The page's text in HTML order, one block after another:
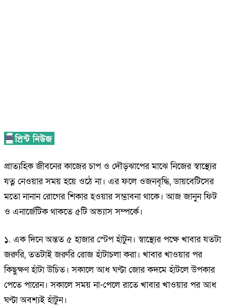
প্রাত্যহিক জীবনের কাজের চাপ ও দৌড়ঝাপের মাঝে নিজের স্বাস্থ্যের
যত্ন নেওয়ার সময় হয়ে ওঠে না। এর ফলে ওজনবৃদ্ধি, ডায়বেটিসের
মতো নানান রোগের শিকার হওয়ার সম্ভাবনা থাকে। আজ জানুন ফিট
ও এনার্জেটিক থাকতে ৫টি অভ্যাস সম্পর্কে।
১. এক দিনে অন্তত ৫ হাজার স্টেপ হাঁটুন। স্বাস্থ্যের পক্ষে খাবার যতটা
জরুরি, ততটাই জরুরি রোজ হাঁটাচলা করা। খাবার খাওয়ার পর
কিছুক্ষণ হাঁটা উচিত। সকালে আধ ঘণ্টা জোর কদমে হাঁটলে উপকার
পেতে পারেন। সকালে সময় না-পেলে রাতে খাবার খাওয়ার পর আধ
ঘণ্টা অবশ্যই হাঁটুন।